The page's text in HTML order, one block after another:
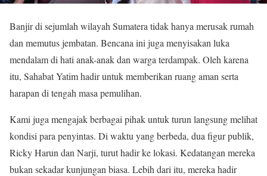
Banjir di sejumlah wilayah Sumatera tidak hanya merusak rumah
dan memutus jembatan. Bencana ini juga menyisakan luka
mendalam di hati anak-anak dan warga terdampak. Oleh karena
itu, Sahabat Yatim hadir untuk memberikan ruang aman serta
harapan di tengah masa pemulihan.
Kami juga mengajak berbagai pihak untuk turun langsung melihat
kondisi para penyintas. Di waktu yang berbeda, dua figur publik,
Ricky Harun dan Narji, turut hadir ke lokasi. Kedatangan mereka
bukan sekadar kunjungan biasa. Lebih dari itu, mereka hadir